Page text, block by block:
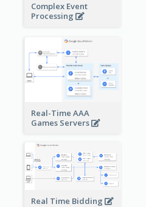
Complex Event
Processing
Real-Time AAA
Games Servers
Real Time Bidding